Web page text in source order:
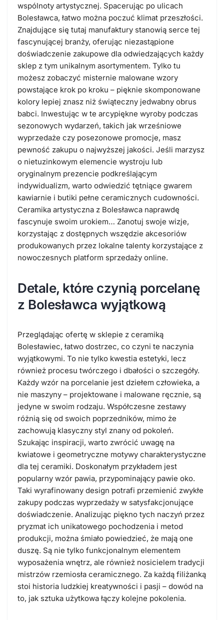
wspólnoty artystycznej. Spacerując po ulicach
Bolesławca, łatwo można poczuć klimat przeszłości.
Znajdujące się tutaj manufaktury stanowią serce tej
fascynującej branży, oferując niezastąpione
doświadczenie zakupowe dla odwiedzających każdy
sklep z tym unikalnym asortymentem. Tylko tu
możesz zobaczyć misternie malowane wzory
powstające krok po kroku – pięknie skomponowane
kolory lepiej znasz niż świąteczny jedwabny obrus
babci. Inwestując w te arcypiękne wyroby podczas
sezonowych wydarzeń, takich jak wrześniowe
wyprzedaże czy posezonowe promocje, masz
pewność zakupu o najwyższej jakości. Jeśli marzysz
o nietuzinkowym elemencie wystroju lub
oryginalnym prezencie podkreślającym
indywidualizm, warto odwiedzić tętniące gwarem
kawiarnie i butiki pełne ceramicznych cudowności.
Ceramika artystyczna z Bolesławca naprawdę
fascynuje swoim urokiem… Zanotuj swoje wizje,
korzystając z dostępnych wszędzie akcesoriów
produkowanych przez lokalne talenty korzystające z
nowoczesnych platform sprzedaży online.
Detale, które czynią porcelanę
z Bolesławca wyjątkową
Przeglądając ofertę w sklepie z ceramiką
Bolesławiec, łatwo dostrzec, co czyni te naczynia
wyjątkowymi. To nie tylko kwestia estetyki, lecz
również procesu twórczego i dbałości o szczegóły.
Każdy wzór na porcelanie jest dziełem człowieka, a
nie maszyny – projektowane i malowane ręcznie, są
jedyne w swoim rodzaju. Współczesne zestawy
różnią się od swoich poprzedników, mimo że
zachowują klasyczny styl znany od pokoleń.
Szukając inspiracji, warto zwrócić uwagę na
kwiatowe i geometryczne motywy charakterystyczne
dla tej ceramiki. Doskonałym przykładem jest
popularny wzór pawia, przypominający pawie oko.
Taki wyrafinowany design potrafi przemienić zwykłe
zakupy podczas wyprzedaży w satysfakcjonujące
doświadczenie. Analizując piękno tych naczyń przez
pryzmat ich unikatowego pochodzenia i metod
produkcji, można śmiało powiedzieć, że mają one
duszę. Są nie tylko funkcjonalnym elementem
wyposażenia wnętrz, ale również nosicielem tradycji
mistrzów rzemiosła ceramicznego. Za każdą filiżanką
stoi historia ludzkiej kreatywności i pasji – dowód na
to, jak sztuka użytkowa łączy kolejne pokolenia.